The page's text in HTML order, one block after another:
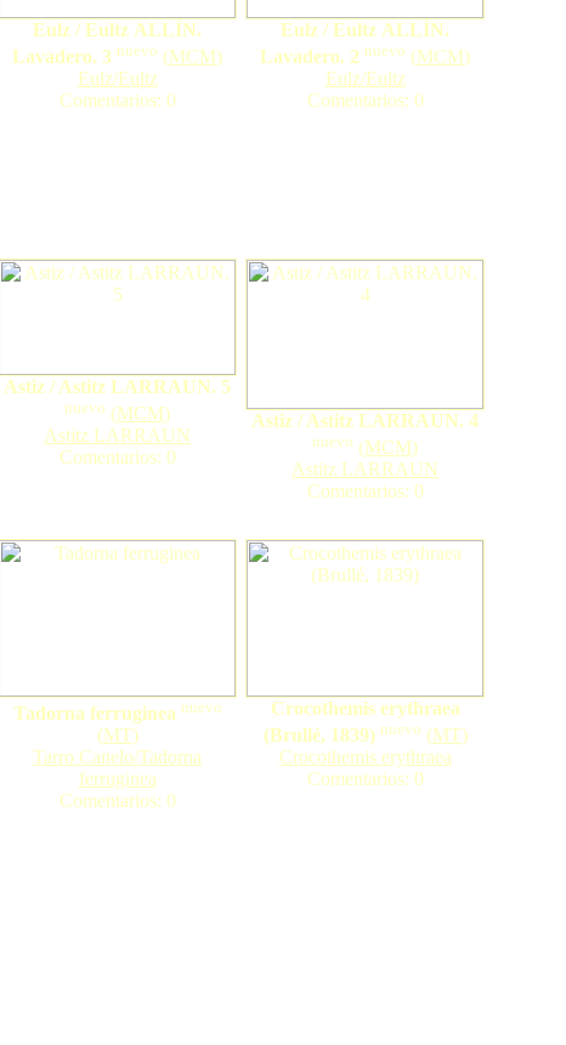
Eulz / Eultz ALLÍN.
Lavadero. 3 nuevo (MCM)
Eulz/Eultz
Comentarios: 0
Eulz / Eultz ALLÍN.
Lavadero. 2 nuevo (MCM)
Eulz/Eultz
Comentarios: 0
Astiz / Astitz LARRAUN. 5
nuevo (MCM)
Astitz LARRAUN
Comentarios: 0
Astiz / Astitz LARRAUN. 4
nuevo (MCM)
Astitz LARRAUN
Comentarios: 0
Tadorna ferruginea nuevo
(MT)
Tarro Canelo/Tadorna
ferruginea
Comentarios: 0
Crocothemis erythraea
(Brullé, 1839) nuevo (MT)
Crocothemis erythraea
Comentarios: 0